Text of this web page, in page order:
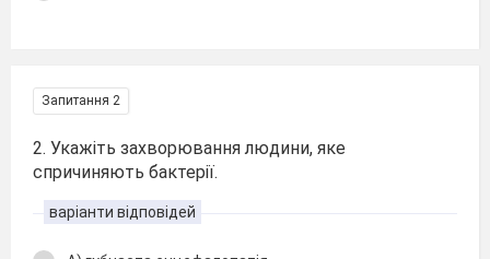
Запитання 2
2. Укажіть захворювання людини, яке
спричиняють бактерії.
варіанти відповідей